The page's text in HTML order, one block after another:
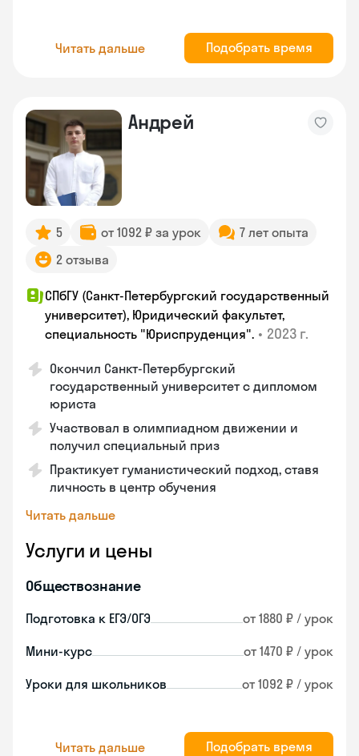
Читать дальше Подобрать время
Андрей
5 от 1092 ₽ за урок
7 лет опыта
2 отзыва
СПбГУ (Санкт-Петербургский государственный
университет), Юридический факультет,
специальность "Юриспруденция". • 2023 г.
Окончил Санкт-Петербургский
государственный университет с дипломом
юриста
Участвовал в олимпиадном движении и
получил специальный приз
Практикует гуманистический подход, ставя
личность в центр обучения
Читать дальше
Услуги и цены
Обществознание
Подготовка к ЕГЭ/ОГЭ от 1880 ₽ / урок
Мини-курс от 1470 ₽ / урок
Уроки для школьников от 1092 ₽ / урок
Читать дальше Подобрать время